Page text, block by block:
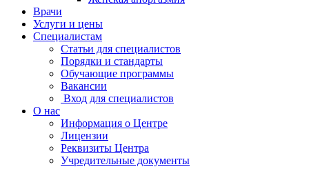
Врачи
Услуги и цены
Специалистам
Статьи для специалистов
Порядки и стандарты
Обучающие программы
Вакансии
Вход для специалистов
О нас
Информация о Центре
Лицензии
Реквизиты Центра
Учредительные документы